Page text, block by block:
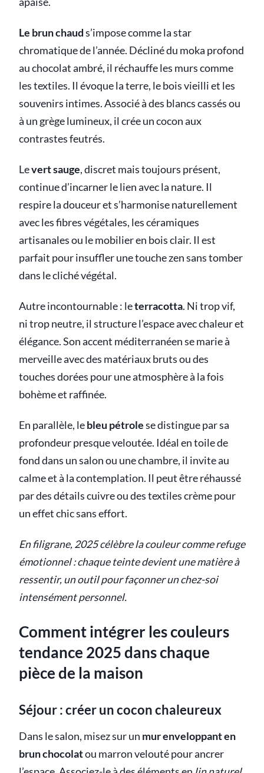
Le brun chauds’impose comme la star
chromatique de l’année. Décliné du moka profond
au chocolat ambré, il réchauffe les murs comme
les textiles. Il évoque la terre, le bois vieilli et les
souvenirs intimes. Associé à des blancs cassés ou
à un grège lumineux, il crée un cocon aux
contrastes feutrés.
Levert sauge, discret mais toujours présent,
continue d’incarner le lien avec la nature. Il
respire la douceur et s’harmonise naturellement
avec les fibres végétales, les céramiques
artisanales ou le mobilier en bois clair. Il est
parfait pour insuffler une touche zen sans tomber
dans le cliché végétal.
Autre incontournable : leterracotta. Ni trop vif,
ni trop neutre, il structure l’espace avec chaleur et
élégance. Son accent méditerranéen se marie à
merveille avec des matériaux bruts ou des
touches dorées pour une atmosphère à la fois
bohème et raffinée.
En parallèle, lebleu pétrolese distingue par sa
profondeur presque veloutée. Idéal en toile de
fond dans un salon ou une chambre, il invite au
calme et à la contemplation. Il peut être réhaussé
par des détails cuivre ou des textiles crème pour
un effet chic sans effort.
En filigrane, 2025 célèbre la couleur comme refuge
émotionnel : chaque teinte devient une matière à
ressentir, un outil pour façonner un chez-soi
intensément personnel.
Comment intégrer les couleurs
tendance 2025 dans chaque
pièce de la maison
Séjour : créer un cocon chaleureux
Dans le salon, misez sur un mur enveloppant en
brun chocolatou marron velouté pour ancrer